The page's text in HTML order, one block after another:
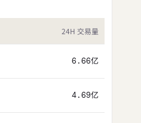
24H 交易量
6.66亿
4.69亿